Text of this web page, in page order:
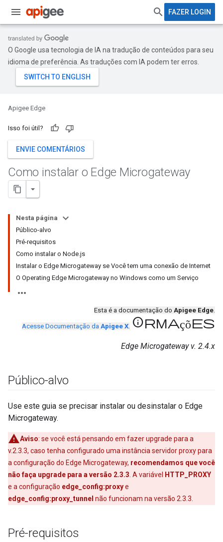
FAZER LOGIN
O Google usa tecnologia de IA na tradução de conteúdos para seu
idioma de preferência. As traduções com IA podem ter erros.
Apigee Edge
Isso foi útil?
ENVIE COMENTÁRIOS
Como instalar o Edge Microgateway
Nesta página
Público-alvo
Pré-requisitos
Como instalar o Node.js
Instalar o Edge Microgateway se Você tem uma conexão de Internet
O Operating Edge Microgateway no Windows como um Serviço
Esta é a documentação do Apigee Edge.
Acesse Documentação da Apigee X. informações
Edge Microgateway v. 2.4.x
Público-alvo
Use este guia se precisar instalar ou desinstalar o Edge
Microgateway.
Aviso: se você está pensando em fazer upgrade para a
v.2.3.3, caso tenha configurado uma instância servidor proxy para
a configuração do Edge Microgateway, recomendamos que você
não faça upgrade para a versão 2.3.3 . A variável
HTTP_PROXY
e a configuração edge_config:proxye
edge_config:proxy_tunnel não funcionam na versão 2.3.3.
Pré-requisitos